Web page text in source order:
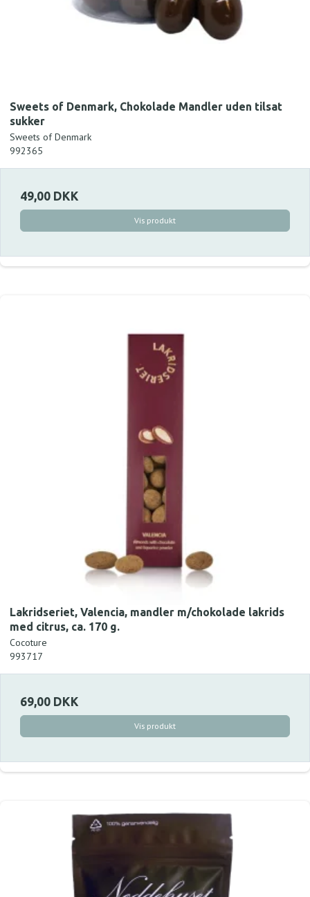
Sweets of Denmark, Chokolade Mandler uden tilsat
sukker
Sweets of Denmark
992365
49,00 DKK
Vis produkt
Lakridseriet, Valencia, mandler m/chokolade lakrids
med citrus, ca. 170 g.
Cocoture
993717
69,00 DKK
Vis produkt